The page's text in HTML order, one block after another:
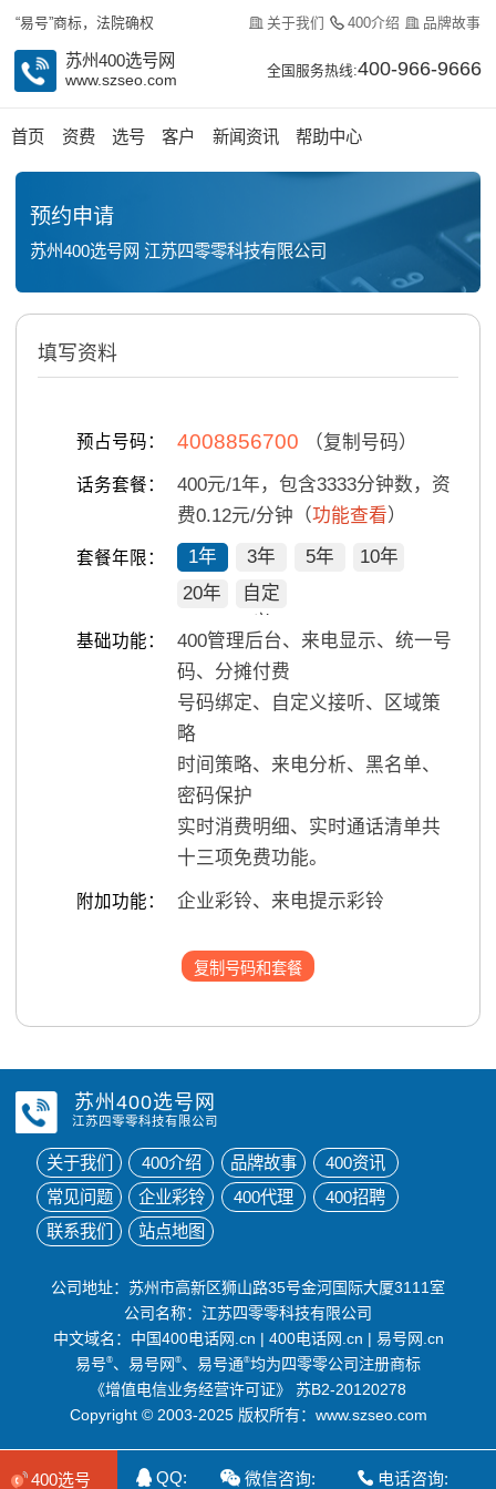
“易号”商标，法院确权 关于我们 400介绍 品牌故事
苏州400选号网
www.szseo.com
全国服务热线:400-966-9666
首页 资费 选号 客户 新闻资讯 帮助中心
预约申请
苏州400选号网 江苏四零零科技有限公司
填写资料
预占号码： 4008856700 （复制号码）
话务套餐： 400元/1年，包含3333分钟数，资
费0.12元/分钟（功能查看）
套餐年限： 1年 3年 5年
10年
20年
自定
义
基础功能：
400管理后台、来电显示、统一号
码、分摊付费
号码绑定、自定义接听、区域策
略
时间策略、来电分析、黑名单、
密码保护
实时消费明细、实时通话清单共
十三项免费功能。
附加功能： 企业彩铃、来电提示彩铃
复制号码和套餐
苏州400选号网
江苏四零零科技有限公司
关于我们 400介绍 品牌故事
400资讯
常见问题
企业彩铃 400代理
400招聘
联系我们
站点地图
公司地址：苏州市高新区狮山路35号金河国际大厦3111室
公司名称：江苏四零零科技有限公司
中文域名： 中国400电话网.cn | 400电话网.cn | 易号网.cn
易号®、易号网®、易号通®均为四零零公司注册商标
《增值电信业务经营许可证》
苏B2-20120278
Copyright © 2003-2025 版权所有：www.szseo.com
400选号 QQ: 微信咨询: 电话咨询: